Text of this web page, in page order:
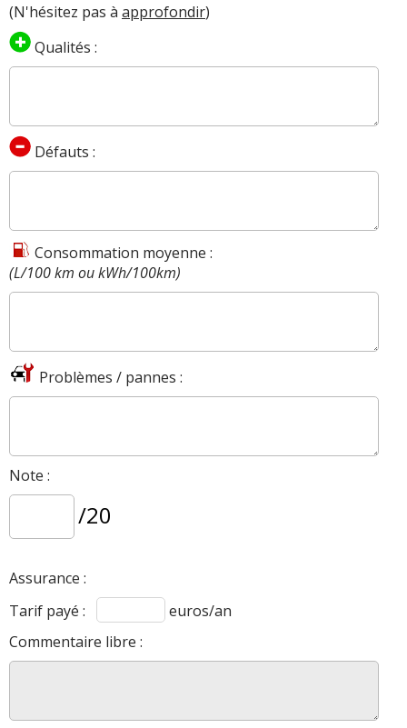
(N'hésitez pas à approfondir)
Qualités :
Défauts :
Consommation moyenne :
(L/100 km ou kWh/100km)
Problèmes / pannes :
Note :
/20
Assurance :
Tarif payé :
euros/an
Commentaire libre :